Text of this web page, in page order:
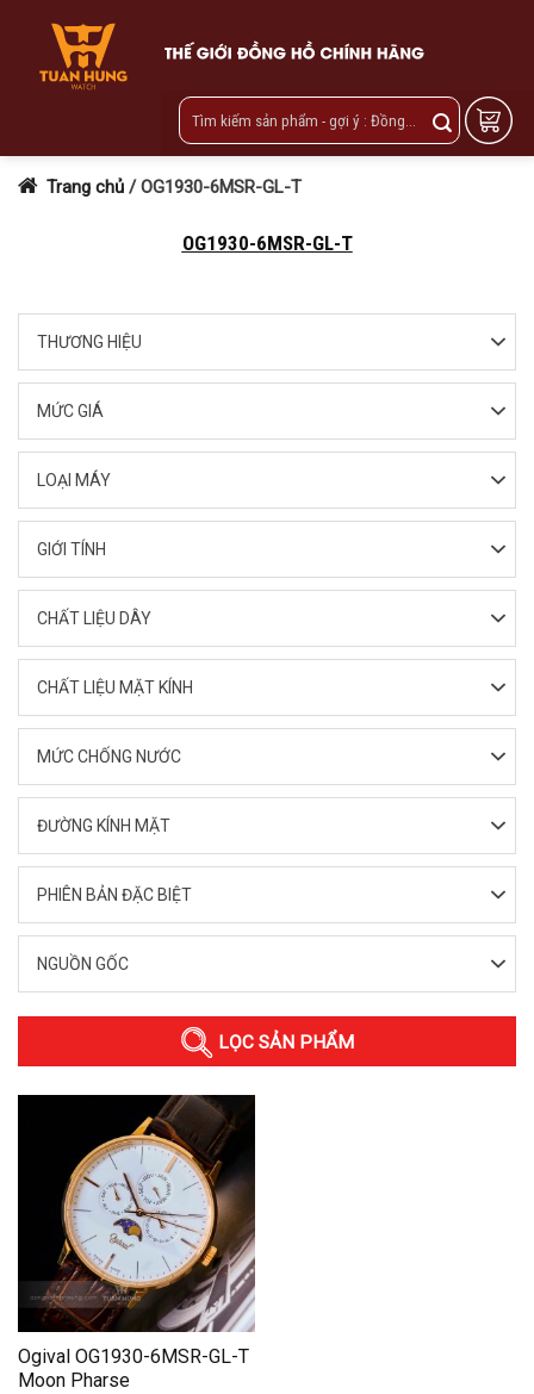
content
Trang chủ /OG1930-6MSR-GL-T
OG1930-6MSR-GL-T
THƯƠNG HIỆU
MỨC GIÁ
LOẠI MÁY
GIỚI TÍNH
CHẤT LIỆU DÂY
CHẤT LIỆU MẶT KÍNH
MỨC CHỐNG NƯỚC
ĐƯỜNG KÍNH MẶT
PHIÊN BẢN ĐẶC BIỆT
NGUỒN GỐC
LỌC SẢN PHẨM
Ogival OG1930-6MSR-GL-T
Moon Pharse